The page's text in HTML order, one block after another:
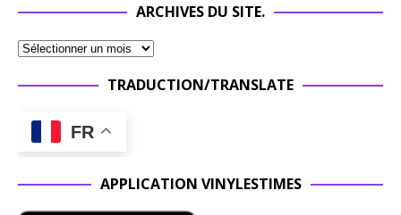
ARCHIVES DU SITE.
TRADUCTION/TRANSLATE
FR
APPLICATION VINYLESTIMES